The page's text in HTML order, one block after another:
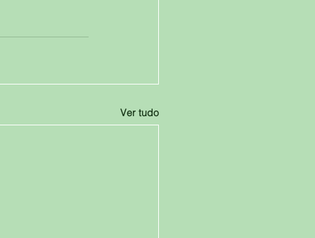
Ver tudo